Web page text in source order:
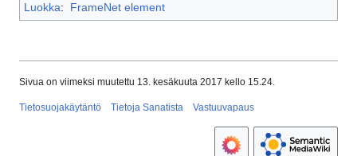
Luokka: FrameNet element
Sivua on viimeksi muutettu 13. kesäkuuta 2017 kello 15.24.
Tietosuojakäytäntö Tietoja Sanatista Vastuuvapaus